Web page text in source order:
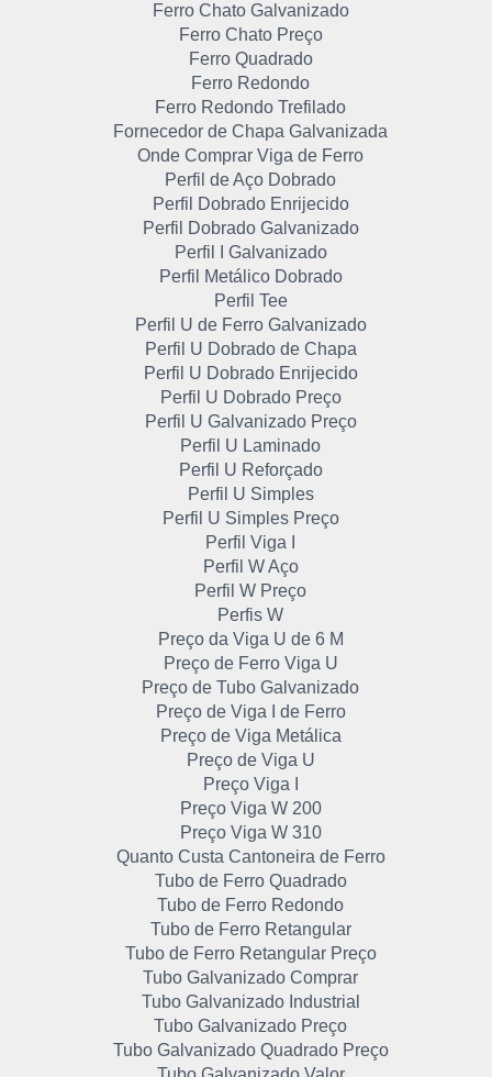
Ferro Chato Galvanizado
Ferro Chato Preço
Ferro Quadrado
Ferro Redondo
Ferro Redondo Trefilado
Fornecedor de Chapa Galvanizada
Onde Comprar Viga de Ferro
Perfil de Aço Dobrado
Perfil Dobrado Enrijecido
Perfil Dobrado Galvanizado
Perfil I Galvanizado
Perfil Metálico Dobrado
Perfil Tee
Perfil U de Ferro Galvanizado
Perfil U Dobrado de Chapa
Perfil U Dobrado Enrijecido
Perfil U Dobrado Preço
Perfil U Galvanizado Preço
Perfil U Laminado
Perfil U Reforçado
Perfil U Simples
Perfil U Simples Preço
Perfil Viga I
Perfil W Aço
Perfil W Preço
Perfis W
Preço da Viga U de 6 M
Preço de Ferro Viga U
Preço de Tubo Galvanizado
Preço de Viga I de Ferro
Preço de Viga Metálica
Preço de Viga U
Preço Viga I
Preço Viga W 200
Preço Viga W 310
Quanto Custa Cantoneira de Ferro
Tubo de Ferro Quadrado
Tubo de Ferro Redondo
Tubo de Ferro Retangular
Tubo de Ferro Retangular Preço
Tubo Galvanizado Comprar
Tubo Galvanizado Industrial
Tubo Galvanizado Preço
Tubo Galvanizado Quadrado Preço